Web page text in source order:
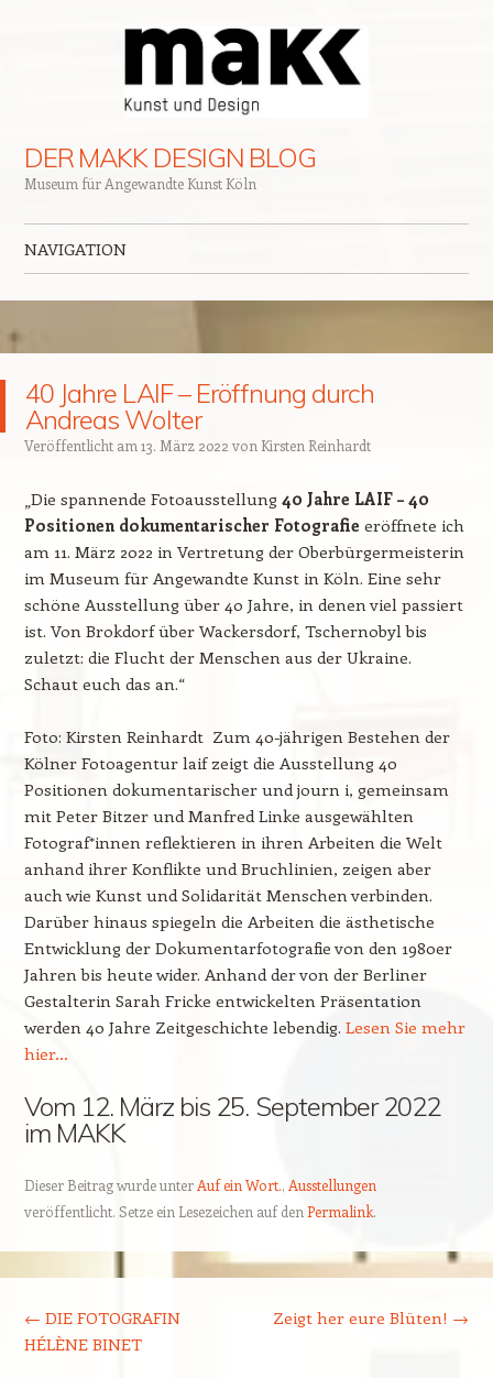
DER MAKK DESIGN BLOG
Museum für Angewandte Kunst Köln
NAVIGATION
40 Jahre LAIF – Eröffnung durch
Andreas Wolter
Veröffentlicht am 13. März 2022 von Kirsten Reinhardt
„Die spannende Fotoausstellung40 Jahre LAIF – 40
Positionen dokumentarischer Fotografie eröffnete ich
am 11. März 2022 in Vertretung der Oberbürgermeisterin
im Museum für Angewandte Kunst in Köln. Eine sehr
schöne Ausstellung über 40 Jahre, in denen viel passiert
ist. Von Brokdorf über Wackersdorf, Tschernobyl bis
zuletzt: die Flucht der Menschen aus der Ukraine.
Schaut euch das an.“
Foto: Kirsten Reinhardt Zum 40-jährigen Bestehen der
Kölner Fotoagentur laif zeigt die Ausstellung 40
Positionen dokumentarischer und journ i, gemeinsam
mit Peter Bitzer und Manfred Linke ausgewählten
Fotograf*innen reflektieren in ihren Arbeiten die Welt
anhand ihrer Konflikte und Bruchlinien, zeigen aber
auch wie Kunst und Solidarität Menschen verbinden.
Darüber hinaus spiegeln die Arbeiten die ästhetische
Entwicklung der Dokumentarfotografie von den 1980er
Jahren bis heute wider. Anhand der von der Berliner
Gestalterin Sarah Fricke entwickelten Präsentation
werden 40 Jahre Zeitgeschichte lebendig. Lesen Sie mehr
hier…
Vom 12. März bis 25. September 2022
im MAKK
Dieser Beitrag wurde unter Auf ein Wort., Ausstellungen
veröffentlicht. Setze ein Lesezeichen auf den Permalink.
← DIE FOTOGRAFIN
HÉLÈNE BINET
Zeigt her eure Blüten! →